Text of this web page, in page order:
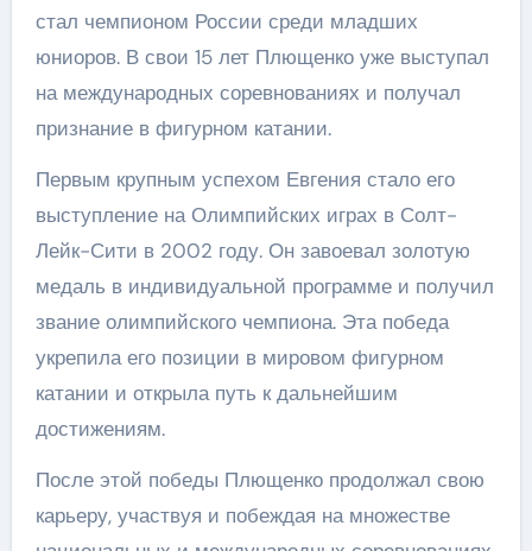
стал чемпионом России среди младших
юниоров. В свои 15 лет Плющенко уже выступал
на международных соревнованиях и получал
признание в фигурном катании.
Первым крупным успехом Евгения стало его
выступление на Олимпийских играх в Солт-
Лейк-Сити в 2002 году. Он завоевал золотую
медаль в индивидуальной программе и получил
звание олимпийского чемпиона. Эта победа
укрепила его позиции в мировом фигурном
катании и открыла путь к дальнейшим
достижениям.
После этой победы Плющенко продолжал свою
карьеру, участвуя и побеждая на множестве